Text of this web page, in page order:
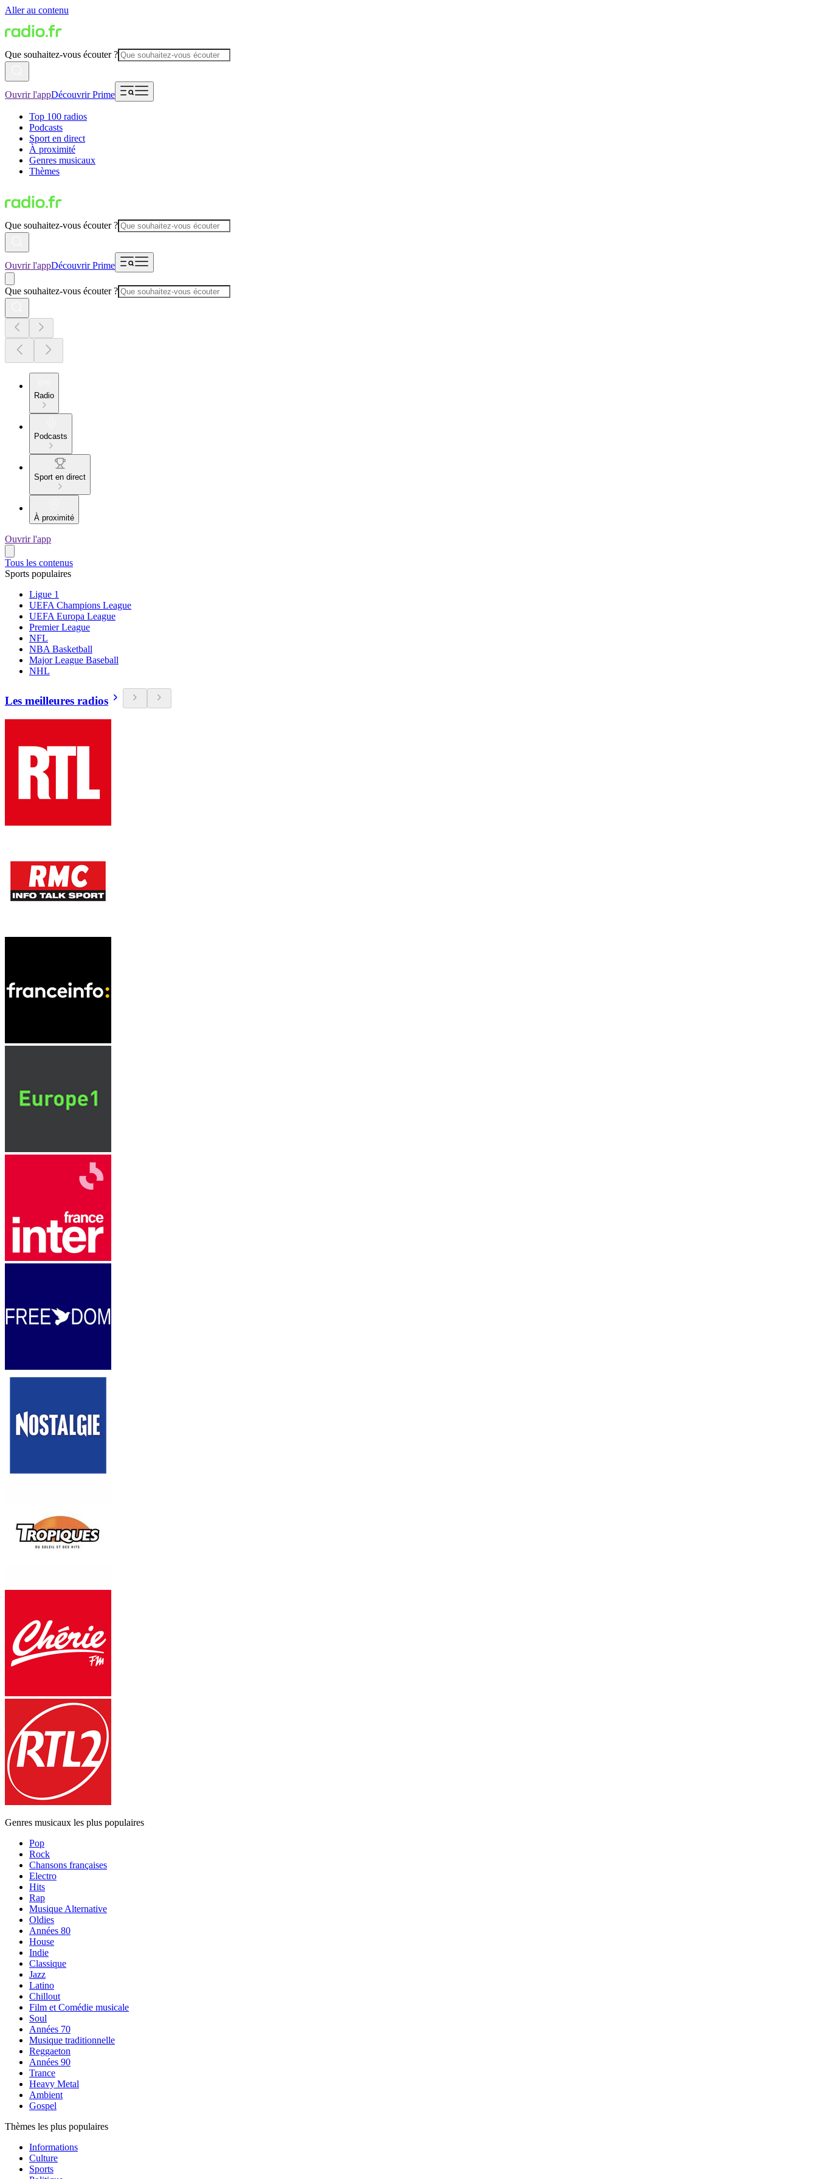
Aller au contenu
Que souhaitez-vous écouter ?
Ouvrir l'appDécouvrir Prime
Top 100 radios
Podcasts
Sport en direct
À proximité
Genres musicaux
Thèmes
Que souhaitez-vous écouter ?
Ouvrir l'appDécouvrir Prime
Que souhaitez-vous écouter ?
Radio
Podcasts
Sport en direct
À proximité
Ouvrir l'app
Tous les contenus
Sports populaires
Ligue 1
UEFA Champions League
UEFA Europa League
Premier League
NFL
NBA Basketball
Major League Baseball
NHL
Les meilleures radios
Genres musicaux les plus populaires
Pop
Rock
Chansons françaises
Electro
Hits
Rap
Musique Alternative
Oldies
Années 80
House
Indie
Classique
Jazz
Latino
Chillout
Film et Comédie musicale
Soul
Années 70
Musique traditionnelle
Reggaeton
Années 90
Trance
Heavy Metal
Ambient
Gospel
Thèmes les plus populaires
Informations
Culture
Sports